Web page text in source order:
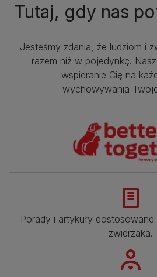
Tutaj, gdy nas
Jesteśmy zdania, że ludziom i
razem niż w pojedynkę.
wspieranie Cię na
wychowywania
Porady i artykuły
zwierzaka.​